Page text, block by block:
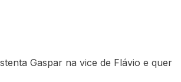
Gaspar na vice de Flávio e quer